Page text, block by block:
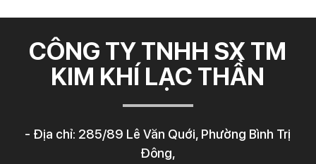
CÔNG TY TNHH SX TM
KIM KHÍ LẠC THẦN
- Địa chỉ: 285/89 Lê Văn Quới, Phường Bình Trị
Đông,